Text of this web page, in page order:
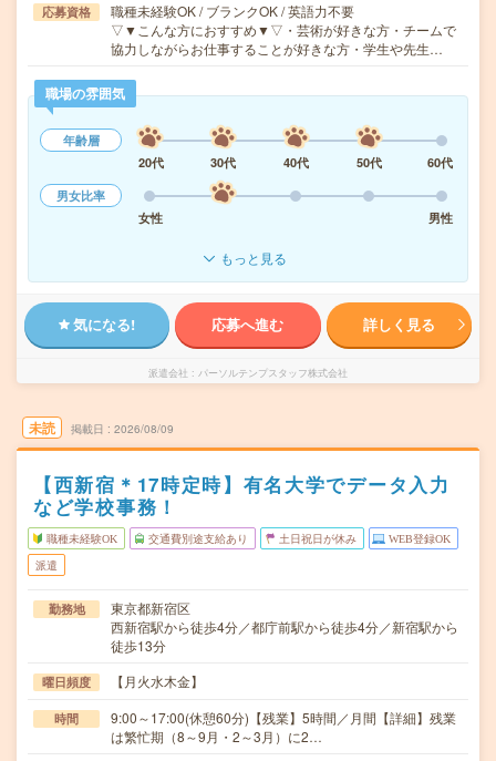
応募資格
職種未経験OK / ブランクOK / 英語力不要
▽▼こんな方におすすめ▼▽・芸術が好きな方・チームで
協力しながらお仕事することが好きな方・学生や先生…
職場の雰囲気
年齢層
20代
30代 40代 50代
60代
男女比率
女性
男性
もっと見る
気になる! 応募へ進む 詳しく見る
派遣会社 パーソルテンプスタッフ株式会社
未読 掲載日 2026/08/09
【西新宿＊17時定時】有名大学でデータ入力
など学校事務！
職種未経験OK 交通費別途支給あり 土日祝日が休み WEB登録OK
派遣
勤務地
東京都新宿区
西新宿駅から徒歩4分／都庁前駅から徒歩4分／新宿駅から
徒歩13分
曜日頻度 【月火水木金】
時間
9:00～17:00(休憩60分)【残業】5時間／月間【詳細】残業
は繁忙期（8～9月・2～3月）に2…